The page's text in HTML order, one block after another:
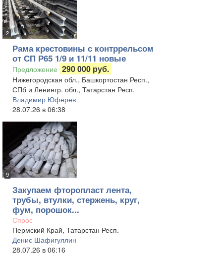
2
Рама крестовины с контррельсом
от СП Р65 1/9 и 11/11 новые
Предложение 290 000 руб.
Нижегородская обл., Башкортостан Респ.,
СПб и Ленингр. обл., Татарстан Респ.
Владимир Юферев
28.07.26 в 06:38
9
Закупаем фторопласт лента,
трубы, втулки, стержень, круг,
фум, порошок...
Спрос
Пермский Край, Татарстан Респ.
Денис Шафигуллин
28.07.26 в 06:16